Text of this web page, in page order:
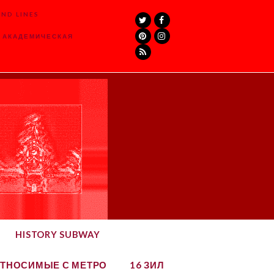
LINES
АКАДЕМИЧЕСКАЯ
TwitterFacebook
PinterestInstagram
RSS
HISTORY SUBWAY
С МЕТРО 16 ЗИЛ